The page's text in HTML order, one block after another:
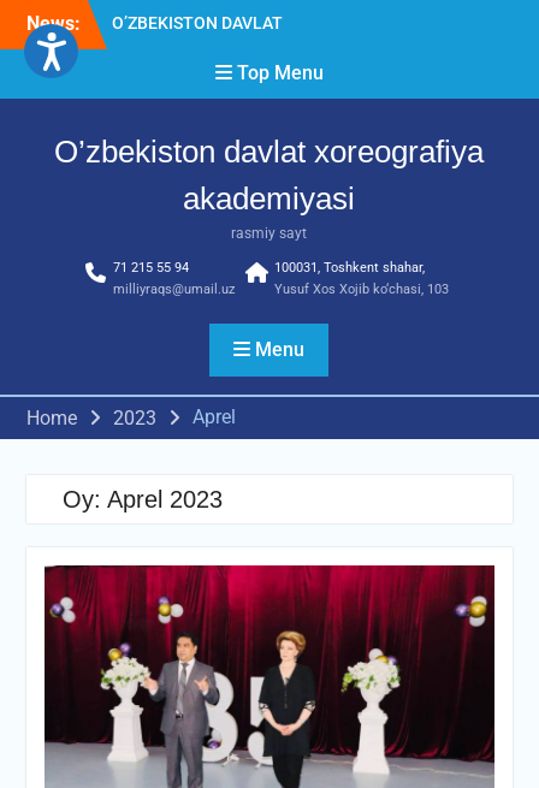
Skip
content
News:
O’ZBEKISTON DAVLAT
AKADEMIYASIDA
о‘tkazilgan kasbiy (ijodiy)
Diqqat e’lon!
imtihon jarayonlari
Top Menu
O’zbekiston davlat xoreografiya
akademiyasi
rasmiy sayt
71 215 55 94
milliyraqs@umail.uz
100031, Toshkent shahar,
Yusuf Xos Xojib ko‘chasi, 103
Menu
Home 2023 Aprel
Oy: Aprel 2023